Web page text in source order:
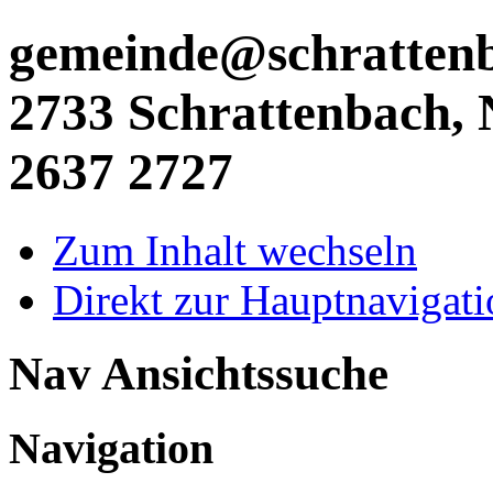
2733 Schrattenbach,
2637 2727
Zum Inhalt wechseln
Direkt zur
Nav Ansichtssuche
Navigation